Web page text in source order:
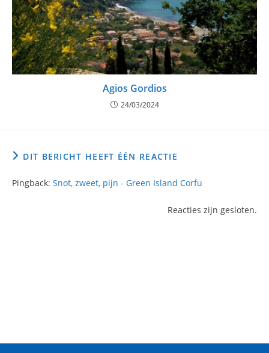
Agios Gordios
24/03/2024
DIT BERICHT HEEFT ÉÉN REACTIE
Pingback: Snot, zweet, pijn - Green Island Corfu
Reacties zijn gesloten.